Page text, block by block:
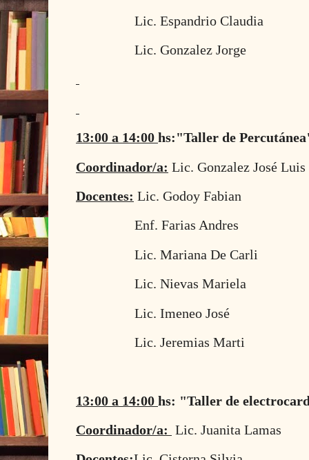
Lic. Espandrio Claudia
Lic. Gonzalez Jorge
13:00 a 14:00 hs:"Taller de
Coordinador/a: Lic. Gonzalez José Luis
Docentes: Lic. Godoy Fabian
Enf. Farias Andres
Lic. Mariana De Carli
Lic. Nievas Mariela
Lic. Imeneo José
Lic. Jeremias Marti
13:00 a 14:00 hs: "Taller de
Coordinador/a: Lic. Juanita Lamas